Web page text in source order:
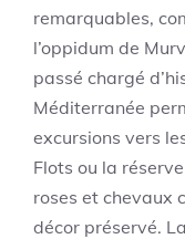
remarquables,
l’oppidum de
passé chargé
Méditerranée
excursions vers
Flots ou la
roses et chevaux
décor préservé.